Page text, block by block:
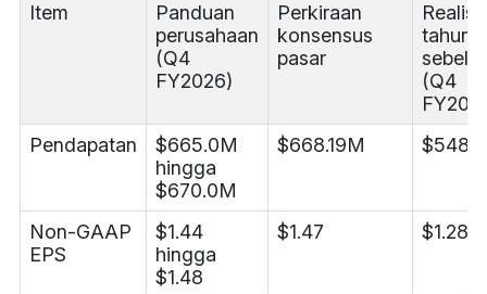
Item
Panduan
perusahaan
(Q4
FY2026)
Perkiraan
konsensus
pasar
tahun
(Q4
Pendapatan
$665.0M
hingga
$670.0M
$668.19M
Non-GAAP
EPS
$1.44
hingga
$1.48
$1.47 $1.28